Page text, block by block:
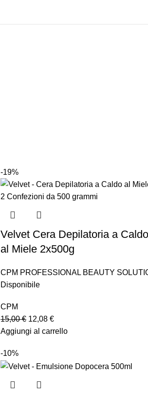
-19%
Velvet Cera Depilatoria a Caldo
al Miele 2x500g
CPM PROFESSIONAL BEAUTY
Disponibile
CPM
15,00€ 12,08 €
Aggiungi al carrello
-10%